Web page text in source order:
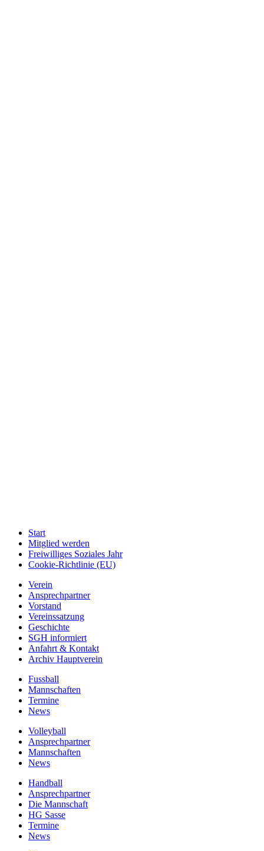
Start
Mitglied werden
Freiwilliges Soziales Jahr
Cookie-Richtlinie (EU)
Verein
Ansprechpartner
Vorstand
Vereinssatzung
Geschichte
SGH informiert
Anfahrt & Kontakt
Archiv Hauptverein
Fussball
Mannschaften
Termine
News
Volleyball
Ansprechpartner
Mannschaften
News
Handball
Ansprechpartner
Die Mannschaft
HG Sasse
Termine
News